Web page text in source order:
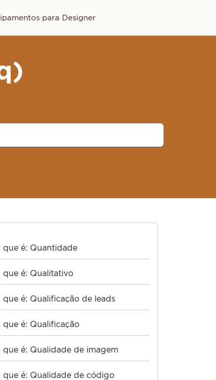
para Designer
que é: Quantidade
que é: Qualitativo
que é: Qualificação de leads
que é: Qualificação
que é: Qualidade de imagem
que é: Qualidade de código